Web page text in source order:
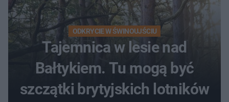
ODKRYCIE W ŚWINOUJŚCIU
Tajemnica w lesie nad
Bałtykiem. Tu mogą być
szczątki brytyjskich lotników